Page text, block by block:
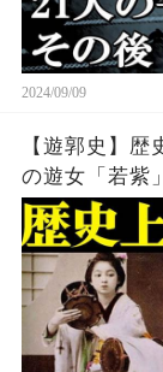
2024/09/09
【遊郭史】
の遊女「若紫